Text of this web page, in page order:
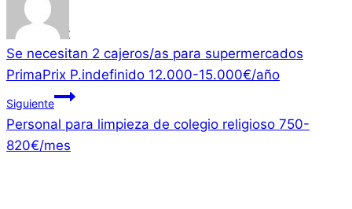
Navegación
de
entradas
Anterior
Se necesitan 2 cajeros/as para supermercados
PrimaPrix P.indefinido 12.000-15.000€/año
Siguiente
Personal para limpieza de colegio religioso 750-
820€/mes